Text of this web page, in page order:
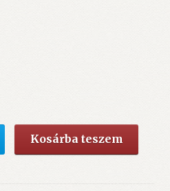
Kosárba teszem